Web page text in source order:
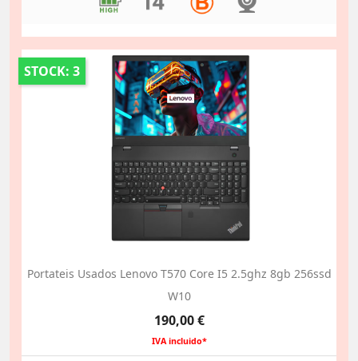
STOCK: 3
Portateis Usados Lenovo T570 Core I5 2.5ghz 8gb 256ssd
W10
Preço
190,00 €
IVA incluido*